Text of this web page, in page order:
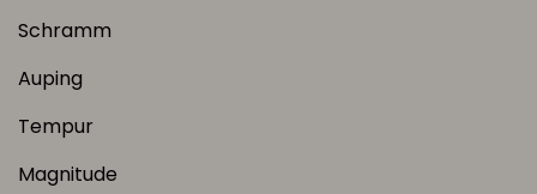
Schramm
Auping
Tempur
Magnitude